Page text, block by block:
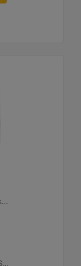
1341-2550 bhp (1000-1902 bkW)
U.S. EPA Tier 4, IMO II/III, EU Stage V